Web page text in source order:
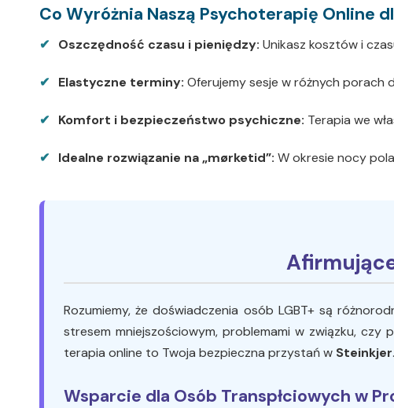
Co Wyróżnia Naszą Psychoterapię Online
Oszczędność czasu i pieniędzy: Unikasz kosztów i
Elastyczne terminy: Oferujemy sesje w różnych porach
Komfort i bezpieczeństwo psychiczne: Terapia we
Idealne rozwiązanie na „mørketid”: W okresie nocy
Rozumiemy, że doświadczenia osób LGBT+ są
stresem mniejszościowym, problemami w związku,
terapia online to Twoja bezpieczna przystań w Steinkjer.
Wsparcie dla Osób Transpłciowych w